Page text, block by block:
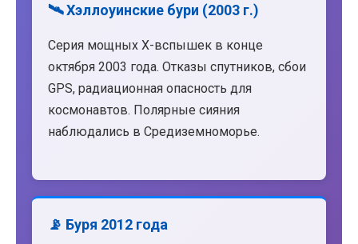
🛰️ Хэллоуинские бури (2003 г.)
Серия мощных X-вспышек в конце
октября 2003 года. Отказы спутников, сбои
GPS, радиационная опасность для
космонавтов. Полярные сияния
наблюдались в Средиземноморье.
📡 Буря 2012 года